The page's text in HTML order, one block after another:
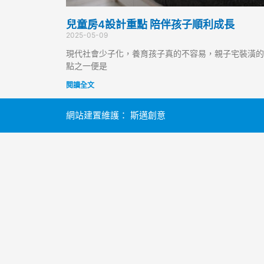
兒童房4設計重點 陪伴孩子順利成長
2025-05-09
現代社會少子化，養育孩子真的不容易，親子宅裝潢
點之一便是
閱讀全文
網站建置維護： 斯邁創意